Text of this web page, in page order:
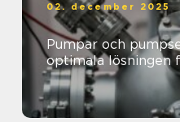
02. december 2025
Pumpar och
optimala lösningen